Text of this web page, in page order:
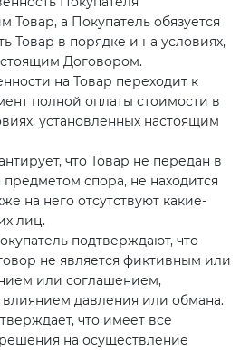
Товар, а Покупатель обязуется
Товар в порядке и на условиях,
Договором.
на Товар переходит к
полной оплаты стоимости в
установленных настоящим
что Товар не передан в
предметом спора, не находится
на него отсутствуют какие-
лиц.
подтверждают, что
не является фиктивным или
или соглашением,
давления или обмана.
что имеет все
на осуществление